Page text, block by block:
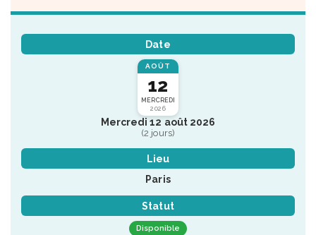
Date
AOÛT
12
MERCREDI
2026
Mercredi 12 août 2026
(2 jours)
Lieu
Paris
Statut
Disponible